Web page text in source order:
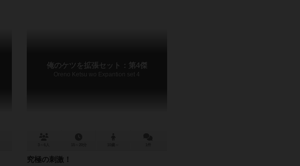
俺のケツを拡張セット：第4傑
Oreno Ketsu wo Expantion set 4
究極の刺激！